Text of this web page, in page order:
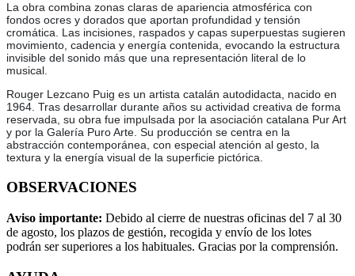
La obra combina zonas claras de apariencia atmosférica con
fondos ocres y dorados que aportan profundidad y tensión
cromática. Las incisiones, raspados y capas superpuestas sugieren
movimiento, cadencia y energía contenida, evocando la estructura
invisible del sonido más que una representación literal de lo
musical.
Rouger Lezcano Puig es un artista catalán autodidacta, nacido en
1964. Tras desarrollar durante años su actividad creativa de forma
reservada, su obra fue impulsada por la asociación catalana Pur Art
y por la Galería Puro Arte. Su producción se centra en la
abstracción contemporánea, con especial atención al gesto, la
textura y la energía visual de la superficie pictórica.
OBSERVACIONES
Aviso importante: Debido al cierre de nuestras oficinas del 7 al 30
de agosto, los plazos de gestión, recogida y envío de los lotes
podrán ser superiores a los habituales. Gracias por la comprensión.